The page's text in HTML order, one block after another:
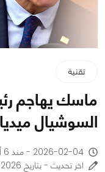
تقنية
ماسك يهاجم
السوشيال
2026-02-04 - منذ 6 أشهر
اخر تحديث - بتاريخ 2026-02-04